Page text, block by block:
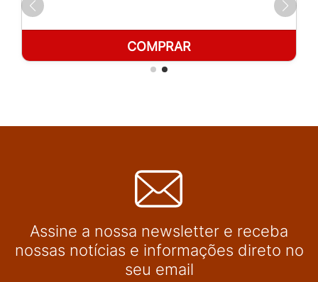
COMPRAR
Assine a nossa newsletter e receba
nossas notícias e informações direto no
seu email